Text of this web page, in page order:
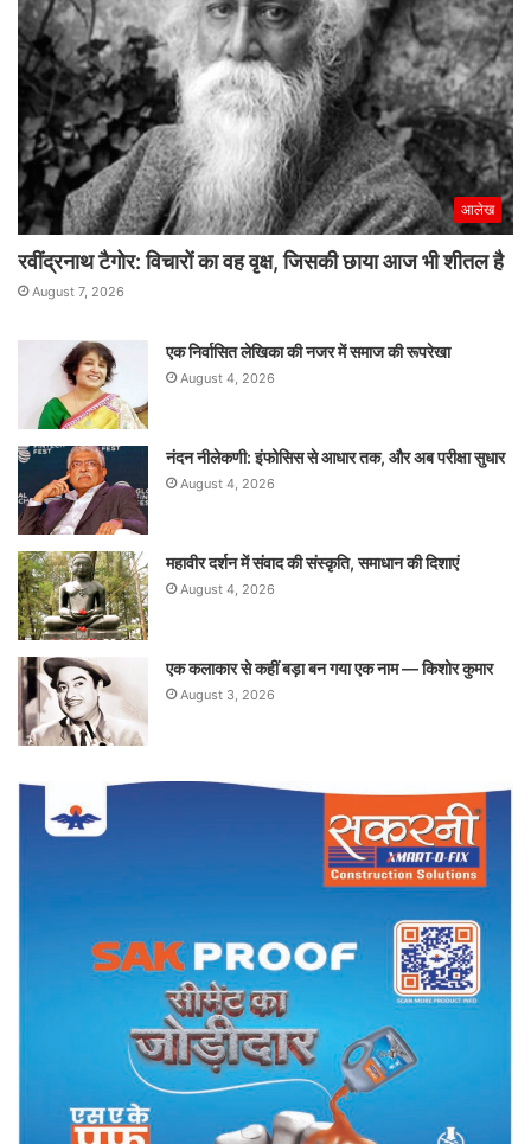
आलेख
रवींद्रनाथ टैगोर: विचारों का वह वृक्ष, जिसकी छाया आज भी शीतल है
August 7, 2026
एक निर्वासित लेखिका की नजर में समाज की रूपरेखा
August 4, 2026
नंदन नीलेकणी: इंफोसिस से आधार तक, और अब परीक्षा सुधार
August 4, 2026
महावीर दर्शन में संवाद की संस्कृति, समाधान की दिशाएं
August 4, 2026
एक कलाकार से कहीं बड़ा बन गया एक नाम — किशोर कुमार
August 3, 2026